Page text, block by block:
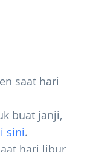
saat hari
buat janji,
sini.